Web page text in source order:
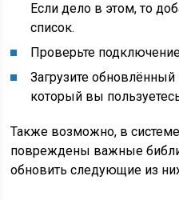
Если дело в этом, то
список.
Проверьте
Загрузите обновлённый
который вы
Также возможно, в системе
повреждены важные
обновить следующие из